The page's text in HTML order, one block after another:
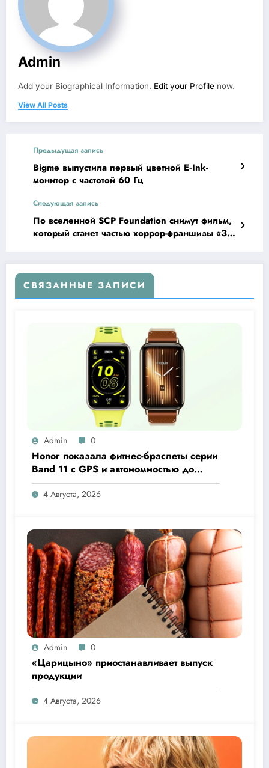
Admin
Add your Biographical Information. Edit your Profile now.
View All Posts
Предыдущая запись
Bigme выпустила первый цветной E‑Ink-
монитор с частотой 60 Гц
Следующая запись
По вселенной SCP Foundation снимут фильм,
который станет частью хоррор-франшизы «З/
СВЯЗАННЫЕ ЗАПИСИ
Admin 0
Honor показала фитнес-браслеты серии
Band 11 с GPS и автономностью до
26 дней
4 Августа, 2026
Admin 0
«Царицыно» приостанавливает выпуск
продукции
4 Августа, 2026